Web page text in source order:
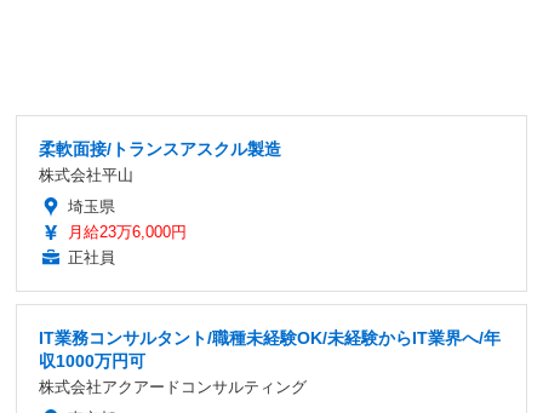
柔軟面接/トランスアスクル製造
株式会社平山
埼玉県
月給23万6,000円
正社員
IT業務コンサルタント/職種未経験OK/未経験からIT業界へ/年
収1000万円可
株式会社アクアードコンサルティング